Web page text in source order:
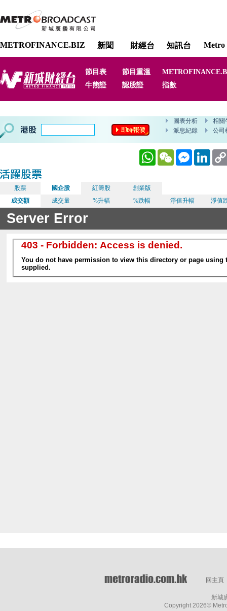
METROFINANCE.BIZ 新聞 財經台 知訊台 Metro
節目表 節目重溫
牛熊證
認股證 指數
WhatsAppWeChat Messenger
股票 國企股 紅籌股
創業版
成交額
成交量 %升幅 %跌幅 淨值升幅 淨值
回主頁
新城
Copyright 2026©